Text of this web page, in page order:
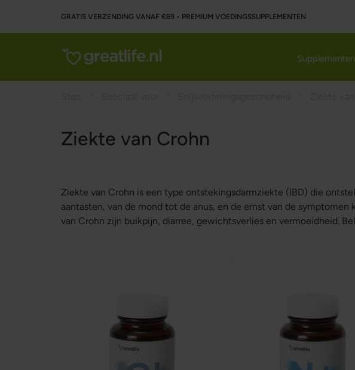
GRATIS VERZENDING VANAF €69 • PREMIUM VOEDINGSSUPPLEMENTEN
Supplementen
Ziekte van Crohn
Ziekte van Crohn is een type ontstekingsdarmziekte (IBD) die
aantasten, van de mond tot de anus, en de ernst van de
van Crohn zijn buikpijn, diarree, gewichtsverlies en vermoeidheid.